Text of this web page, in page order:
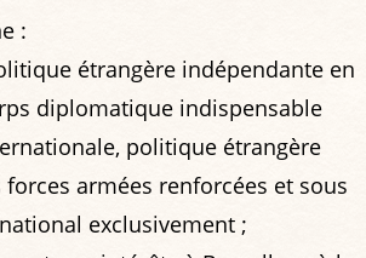
:
étrangère indépendante en
diplomatique indispensable
politique étrangère
armées renforcées et sous
exclusivement ;